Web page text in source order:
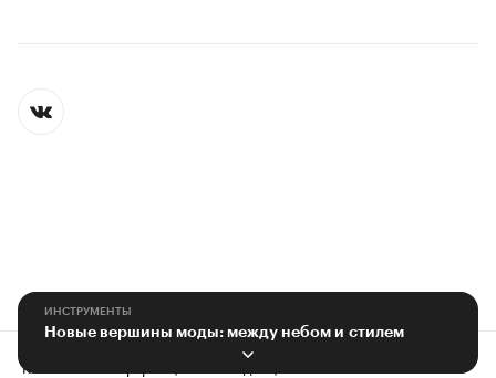
ИНСТРУМЕНТЫ
Новые вершины моды: между небом и стилем
Контактная информация
Редакция